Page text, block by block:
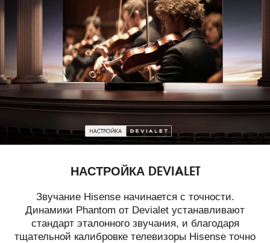
НАСТРОЙКА DEVIALET
Звучание Hisense начинается с точности.
Динамики Phantom от Devialet устанавливают
стандарт эталонного звучания, и благодаря
тщательной калибровке телевизоры Hisense точно